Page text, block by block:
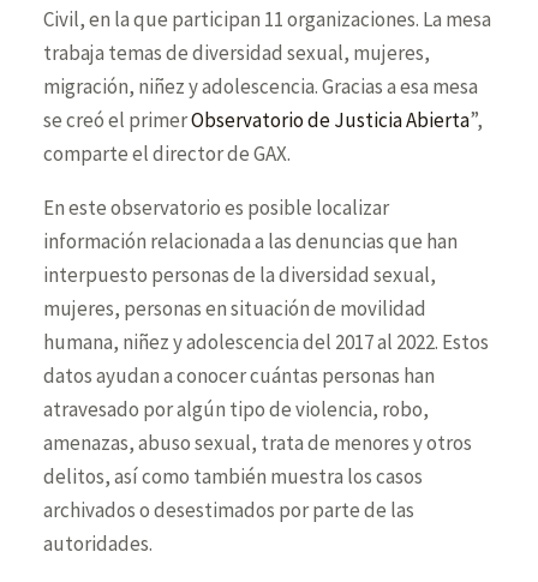
Civil, en la que participan 11 organizaciones. La mesa
trabaja temas de diversidad sexual, mujeres,
migración, niñez y adolescencia. Gracias a esa mesa
se creó el primerObservatorio de Justicia Abierta”,
comparte el director de GAX.
En este observatorio es posible localizar
información relacionada a las denuncias que han
interpuesto personas de la diversidad sexual,
mujeres, personas en situación de movilidad
humana, niñez y adolescencia del 2017 al 2022. Estos
datos ayudan a conocer cuántas personas han
atravesado por algún tipo de violencia, robo,
amenazas, abuso sexual, trata de menores y otros
delitos, así como también muestra los casos
archivados o desestimados por parte de las
autoridades.